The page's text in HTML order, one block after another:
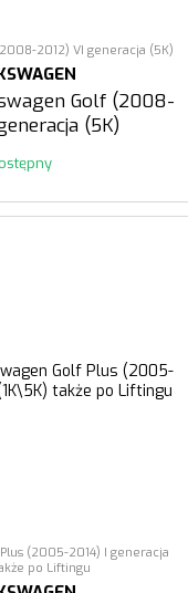
2012) VI generacja (5K)
Golf (2008-
(5K)
(2005-2014) I generacja
po Liftingu